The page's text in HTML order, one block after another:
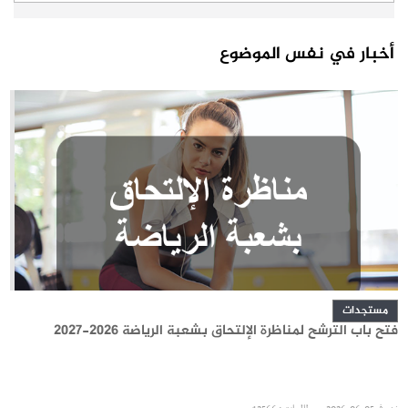
أخبار في نفس الموضوع
مستجدات
فتح باب الترشح لمناظرة الإلتحاق بشعبة الرياضة 2026-2027